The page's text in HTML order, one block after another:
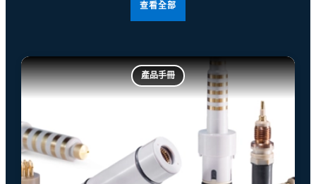
查看全部
產品手冊